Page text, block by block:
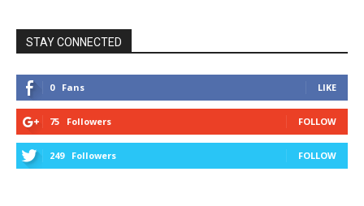
STAY CONNECTED
0 Fans LIKE
75 Followers FOLLOW
249 Followers FOLLOW